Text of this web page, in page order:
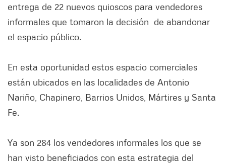
entrega de 22 nuevos quioscos para vendedores
informales que tomaron la decisión de abandonar
el espacio público.
En esta oportunidad estos espacio comerciales
están ubicados en las localidades de Antonio
Nariño, Chapinero, Barrios Unidos, Mártires y Santa
Fe.
Ya son 284 los vendedores informales los que se
han visto beneficiados con esta estrategia del